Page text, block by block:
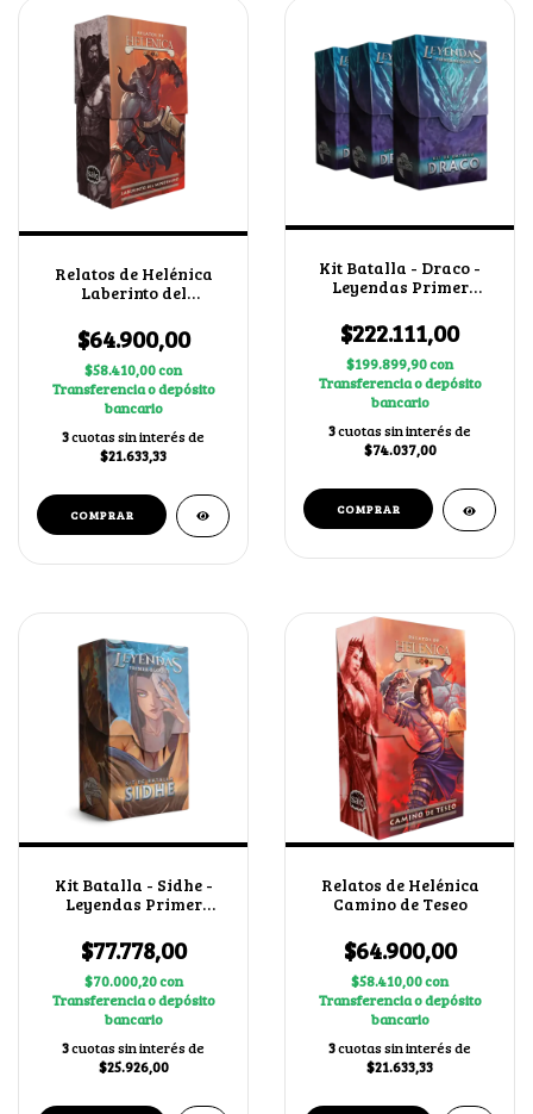
Relatos de Helénica
Laberinto del
$64.900,00
$58.410,00con
Transferencia o depósito
bancario
3cuotas sin interés de
$21.633,33
Kit Batalla - Draco -
Leyendas Primer
$222.111,00
$199.899,90con
Transferencia o depósito
bancario
3cuotas sin interés de
$74.037,00
Kit Batalla - Sidhe -
Leyendas Primer
$77.778,00
$70.000,20con
Transferencia o depósito
bancario
3cuotas sin interés de
$25.926,00
Relatos de Helénica
Camino de Teseo
$64.900,00
$58.410,00con
Transferencia o depósito
bancario
3cuotas sin interés de
$21.633,33